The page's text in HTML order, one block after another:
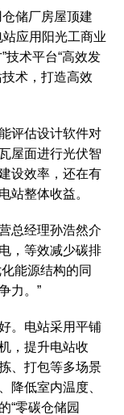
储厂房屋顶建
应用阳光工商业
技术平台“高效发
术，打造高效
评估设计软件对
屋面进行光伏智
设效率，还在有
站整体收益。
总经理孙浩然介
，等效减少碳排
能源结构的同
力。”
。电站采用平铺
，提升电站收
、打包等多场景
降低室内温度、
“零碳仓储园